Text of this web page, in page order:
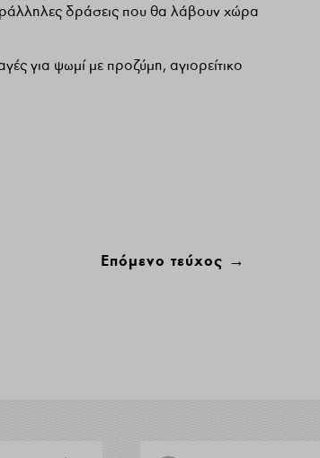
δράσεις που θα λάβουν χώρα
για ψωμί με προζύμη, αγιορείτικο
Επόμενο τεύχος →